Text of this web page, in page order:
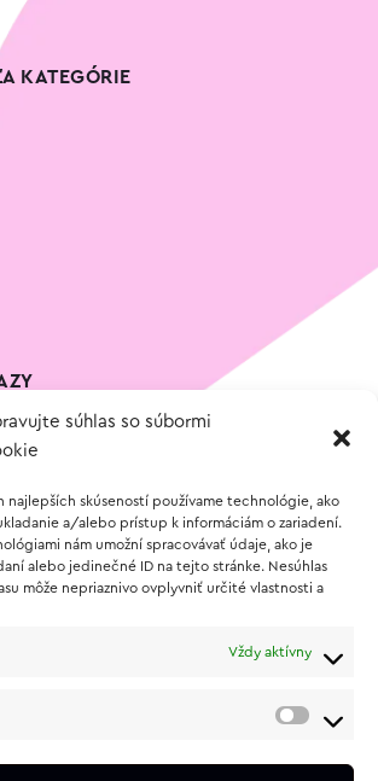
súhlas so súbormi
najlepších skúseností používame technológie, ako
a/alebo prístup k informáciám o zariadení.
nám umožní spracovávať údaje, ako je
alebo jedinečné ID na tejto stránke. Nesúhlas
môže nepriaznivo ovplyvniť určité vlastnosti a
Vždy aktívny
KATEGÓRIE
tovaru